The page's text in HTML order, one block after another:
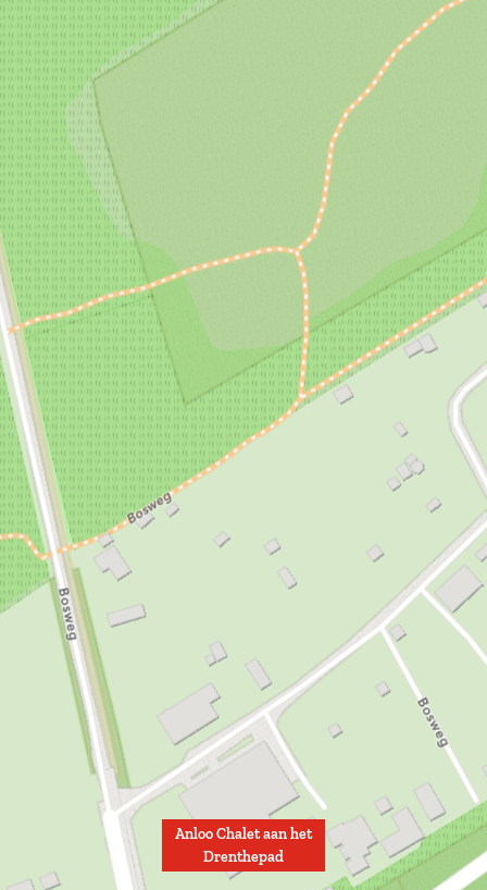
Anloo Chalet aan het
Drenthepad